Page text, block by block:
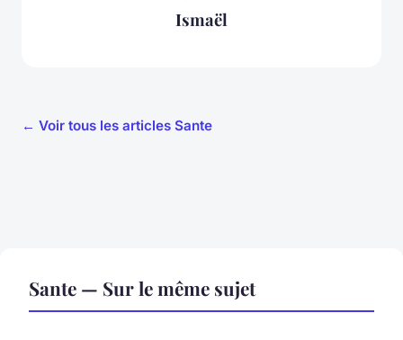
Ismaël
← Voir tous les articles Sante
Sante — Sur le même sujet